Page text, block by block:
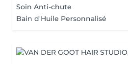
Soin Anti-chute
Bain d'Huile Personnalisé